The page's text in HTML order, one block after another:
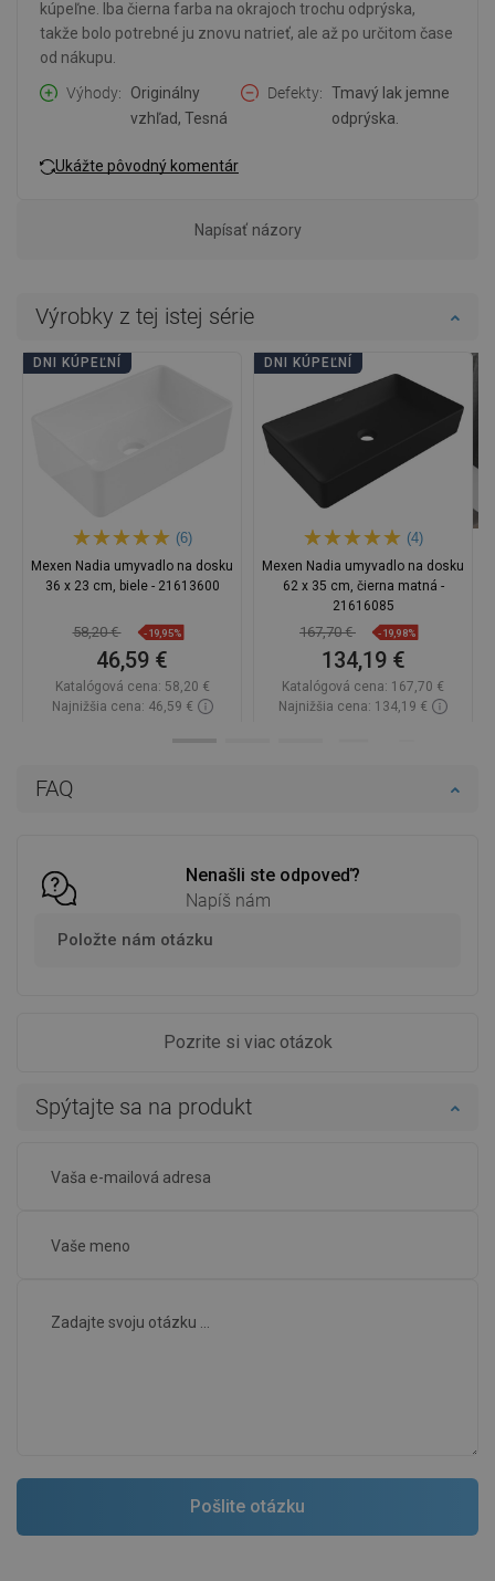
FAQ
Nenašli ste odpoveď?
Napíš nám
Položte nám otázku
Pozrite si viac otázok
kúpeľne. Iba čierna farba na okrajoch trochu odprýska,
takže bolo potrebné ju znovu natrieť, ale až po určitom čase
od nákupu.
Výhody
Originálny
vzhľad, Tesná
Defekty
Tmavý lak jemne
odprýska.
Ukážte pôvodný komentár
Napísať názory
Spýtajte sa na produkt
Výrobky z tej istej série
DNI KÚPEĽNÍ
(6)
Mexen Nadia umyvadlo na dosku
36 x 23 cm, biele - 21613600
58,20 € -19,95%
46,59 €
Katalógová cena: 58,20 €
Najnižšia cena: 46,59 €
DNI KÚPEĽNÍ
(4)
Mexen Nadia umyvadlo na dosku
62 x 35 cm, čierna matná -
21616085
167,70 € -19,98%
134,19 €
Katalógová cena: 167,70 €
Najnižšia cena: 134,19 €